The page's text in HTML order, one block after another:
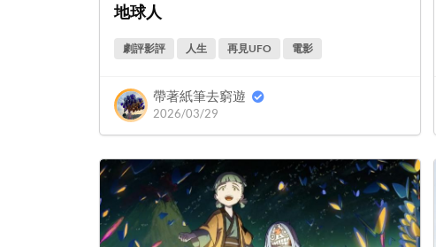
地球人
劇評影評 人生 再見UFO 電影
帶著紙筆去窮遊
2026/03/29